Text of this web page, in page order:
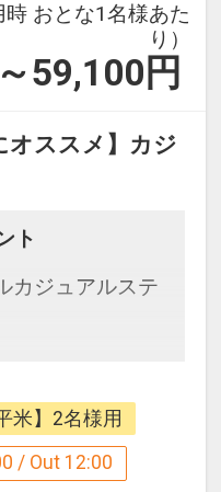
時 おとな1名様あた
り）
59,100 円
オススメ】カジ
ト
カジュアルステ
】
に加えて無線
でご利用いただ
米】2名様用
/ Out 12:00